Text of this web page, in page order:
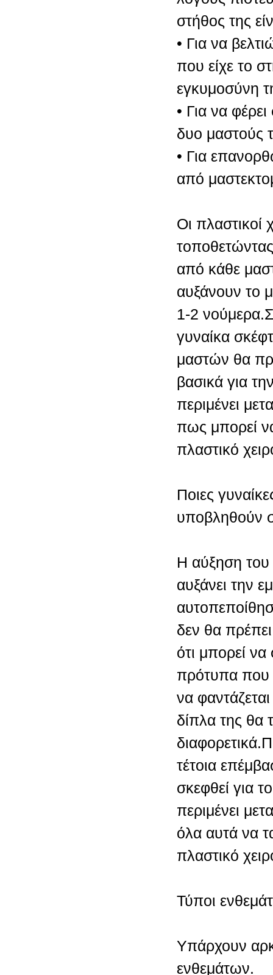
στήθος της
• Για να
που είχε το
εγκυμοσύνη
• Για να
δυο μαστούς
• Για
από
Οι πλαστικοί
από κάθε
αυξάνουν το
1-2
γυναίκα
μαστών θα
βασικά για
περιμένει
πως μπορεί
πλαστικό
Ποιες
υποβληθούν
Η αύξηση του
αυξάνει την
δεν θα
ότι μπορεί να
πρότυπα που
να
δίπλα της θα
τέτοια
σκεφθεί για
περιμένει
όλα αυτά να
πλαστικό
Τύποι
Υπάρχουν
ενθεμάτων.